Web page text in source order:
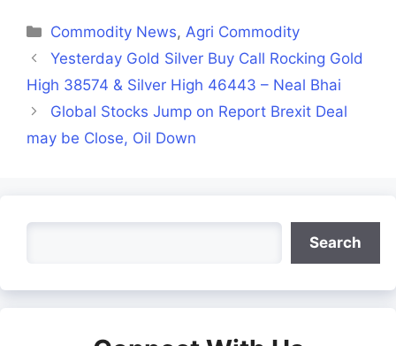
Categories
Commodity News,Agri Commodity
Yesterday Gold Silver Buy Call Rocking Gold
High 38574 & Silver High 46443 – Neal Bhai
Global Stocks Jump on Report Brexit Deal
may be Close, Oil Down
Search